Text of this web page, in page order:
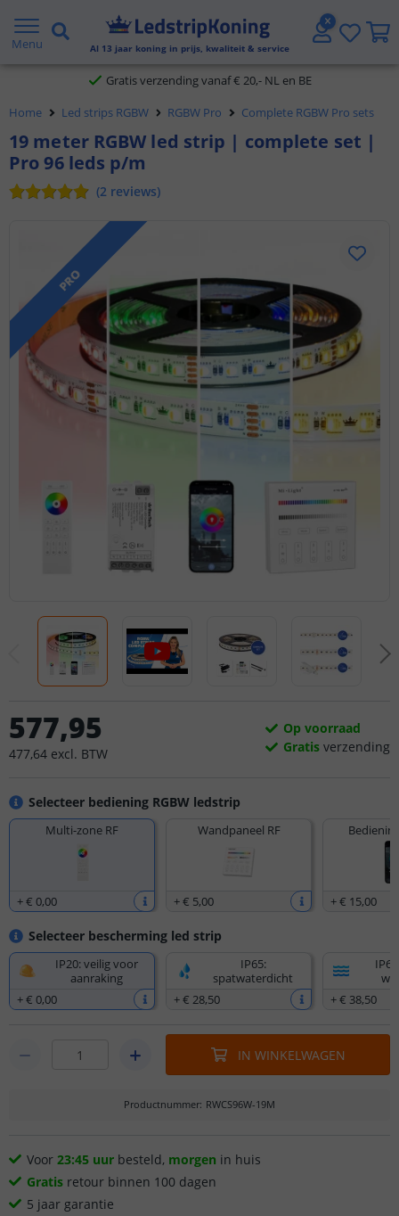
Menu Al 13 jaar koning in prijs, kwaliteit & service
5 jaar garantie
Gratis verzending vanaf € 20,- NL en BE
Klantbeoordeling 9.1
Voor 23:45 uur besteld, morgen in huis
Home Led strips RGBW RGBW Pro Complete RGBW Pro sets
19 meter RGBW led strip | complete set |
Pro 96 leds p/m
(2 reviews)
PRO
Selecteer bediening RGBW ledstrip
Multi-zone RF
+€ 0,00
Wandpaneel RF
+€ 5,00 +€ 15,00
Selecteer bescherming led strip
IP20: veilig voor
aanraking
+€ 0,00
IP65:
spatwaterdicht
+€ 28,50
+€ 38,50
577,95
477,64 excl. BTW
Op voorraad
Gratis verzending
IN WINKELWAGEN
Productnummer: RWCS96W-19M
Voor 23:45 uur besteld, morgen in huis
Gratis retour binnen 100 dagen
5 jaar garantie